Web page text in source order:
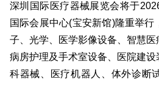
深圳国际医疗器械展览会将于
国际会展中心(宝安新馆)隆重举
子、光学、医学影像设备、智慧医
病房护理及手术室设备、医院建
科器械、医疗机器人、体外诊断